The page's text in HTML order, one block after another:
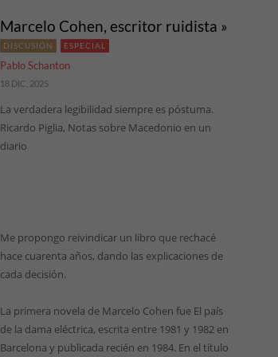
Marcelo Cohen, escritor ruidista »
DISCUSIÓN ESPECIAL
Pablo Schanton
18 DIC, 2025
La verdadera legibilidad siempre es póstuma.
Ricardo Piglia, Notas sobre Macedonio en un
diario
Me propongo reivindicar un libro que rechacé
hace cuarenta años, dando las explicaciones de
cada decisión.
La primera novela de Marcelo Cohen fue El país
de la dama eléctrica, escrita entre 1981 y 1982 en
Barcelona y publicada recién en 1984. En el título